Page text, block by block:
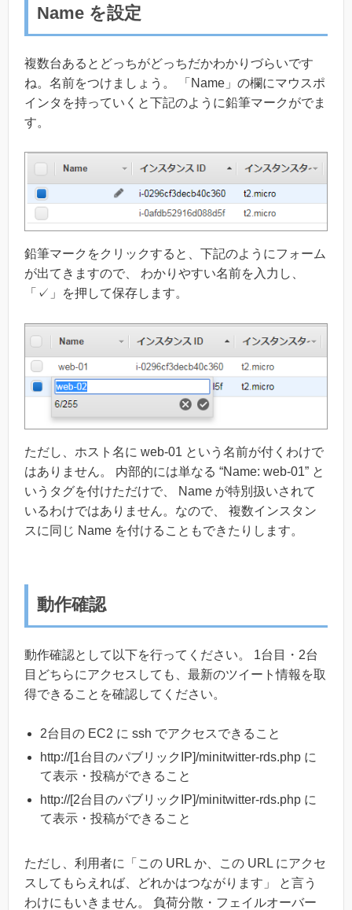
Name を設定
複数台あるとどっちがどっちだかわかりづらいです
ね。名前をつけましょう。 「Name」の欄にマウスポ
インタを持っていくと下記のように鉛筆マークがでま
す。
鉛筆マークをクリックすると、下記のようにフォーム
が出てきますので、 わかりやすい名前を入力し、
「✓」を押して保存します。
ただし、ホスト名に web-01 という名前が付くわけで
はありません。 内部的には単なる “Name: web-01” と
いうタグを付けただけで、 Name が特別扱いされて
いるわけではありません。なので、 複数インスタン
スに同じ Name を付けることもできたりします。
動作確認
動作確認として以下を行ってください。 1台目・2台
目どちらにアクセスしても、最新のツイート情報を取
得できることを確認してください。
2台目の EC2 に ssh でアクセスできること
http://[1台目のパブリックIP]/minitwitter-rds.php に
て表示・投稿ができること
http://[2台目のパブリックIP]/minitwitter-rds.php に
て表示・投稿ができること
ただし、利用者に「この URL か、この URL にアクセ
スしてもらえれば、どれかはつながります」 と言う
わけにもいきません。 負荷分散・フェイルオーバー